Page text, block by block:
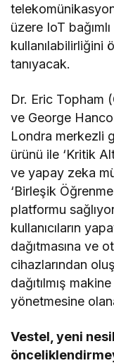
üzere IoT
kullanılabilirliğini
tanıyacak.
Dr. Eric Topham
ve George
Londra merkezli
ürünü ile ‘Kritik
ve yapay zeka
‘Birleşik
platformu
kullanıcıların
dağıtmasına ve
cihazlarından
dağıtılmış
yönetmesine
Vestel, yeni